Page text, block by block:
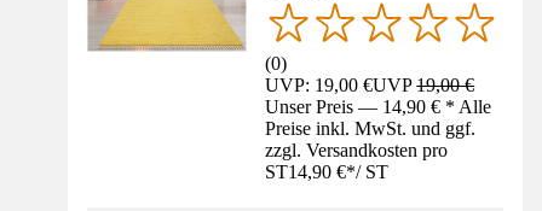
(0)
UVP: 19,00 €UVP19,00 €
Unser Preis — 14,90 € * Alle
Preise inkl. MwSt. und ggf.
zzgl. Versandkosten pro
ST14,90 €*/ ST